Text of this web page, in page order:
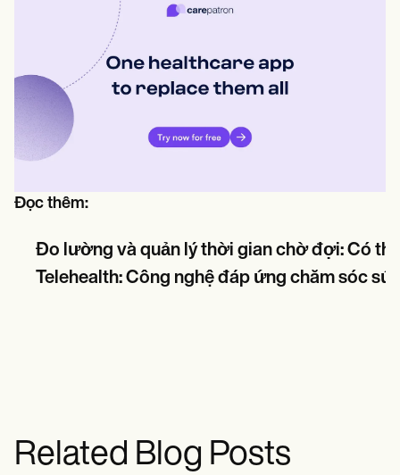
Đọc thêm:
Đo lường và quản lý thời gian chờ đợi: Có
Telehealth: Công nghệ đáp ứng chăm sóc
Related Blog Posts